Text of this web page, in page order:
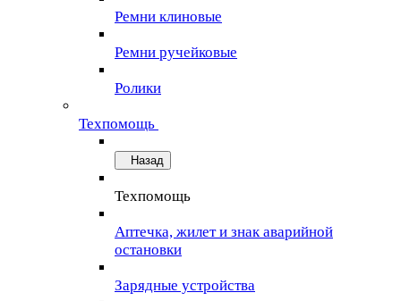
Ремни клиновые
Ремни ручейковые
Ролики
Техпомощь
Назад
Техпомощь
Аптечка, жилет и знак аварийной
остановки
Зарядные устройства